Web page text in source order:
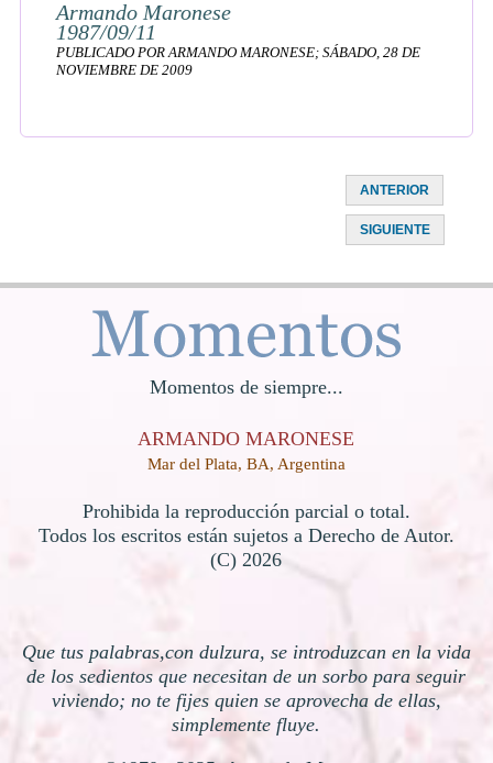
Armando Maronese
1987/09/11
PUBLICADO POR ARMANDO MARONESE; SÁBADO, 28 DE
NOVIEMBRE DE 2009
ANTERIOR
SIGUIENTE
Momentos de siempre...
ARMANDO MARONESE
Mar del Plata, BA, Argentina
Prohibida la reproducción parcial o total.
Todos los escritos están sujetos a Derecho de Autor.
(C)2026
Que tus palabras,con dulzura, se introduzcan en la vida
de los sedientos que necesitan de un sorbo para seguir
viviendo; no te fijes quien se aprovecha de ellas,
simplemente fluye.